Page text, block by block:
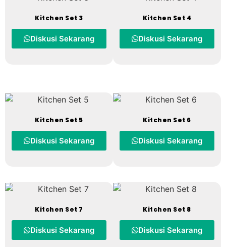
Kitchen Set 3
Diskusi Sekarang
Kitchen Set 4
Diskusi Sekarang
Kitchen Set 5
Diskusi Sekarang
Kitchen Set 6
Diskusi Sekarang
Kitchen Set 7
Diskusi Sekarang
Kitchen Set 8
Diskusi Sekarang